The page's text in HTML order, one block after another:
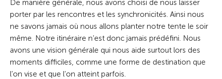
De manière générale, nous avons choisi de nous laisser
porter par les rencontres et les synchronicités. Ainsi nous
ne savons jamais où nous allons planter notre tente le soir
même. Notre itinéraire n’est donc jamais prédéfini. Nous
avons une vision générale qui nous aide surtout lors des
moments difficiles, comme une forme de destination que
l’on vise et que l’on atteint parfois.